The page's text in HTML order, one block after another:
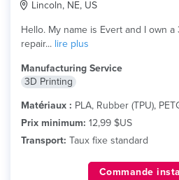
Lincoln, NE, US
Hello. My name is Evert and I own
repair... lire plus
Manufacturing Service
3D Printing
Matériaux : PLA, Rubber (TPU),
Prix minimum: 12,99 $US
Transport: Taux fixe standard
Commande